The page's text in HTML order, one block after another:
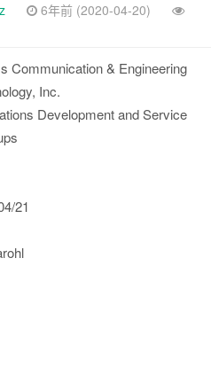
6年前 (2020-04-20)
Communication & Engineering
Inc.
Development and Service
21